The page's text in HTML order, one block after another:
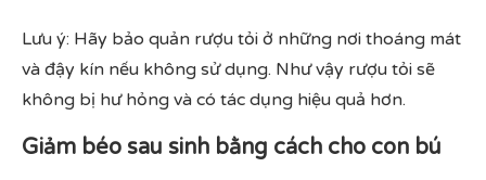
Lưu ý: Hãy bảo quản rượu tỏi ở những nơi thoáng mát
và đậy kín nếu không sử dụng. Như vậy rượu tỏi sẽ
không bị hư hỏng và có tác dụng hiệu quả hơn.
Giảm béo sau sinh bằng cách cho con bú